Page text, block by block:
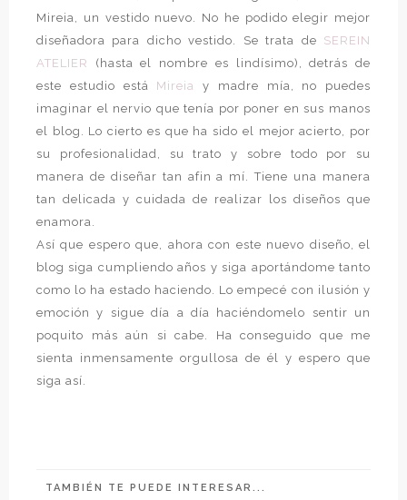
Mireia, un vestido nuevo. No he podido elegir mejor
diseñadora para dicho vestido. Se trata de SEREIN
ATELIER
(hasta el nombre es lindísimo), detrás de
este estudio está Mireia
y madre mía, no puedes
imaginar el nervio que tenía por poner en sus manos
el blog. Lo cierto es que ha sido el mejor acierto, por
su profesionalidad, su trato y sobre todo por su
manera de diseñar tan afin a mí. Tiene una manera
tan delicada y cuidada de realizar los diseños que
enamora.
Así que espero que, ahora con este nuevo diseño, el
blog siga cumpliendo años y siga aportándome tanto
como lo ha estado haciendo. Lo empecé con ilusión y
emoción y sigue día a día haciéndomelo sentir un
poquito más aún si cabe. Ha conseguido que me
sienta inmensamente orgullosa de él y espero que
siga así.
TAMBIÉN TE PUEDE INTERESAR...